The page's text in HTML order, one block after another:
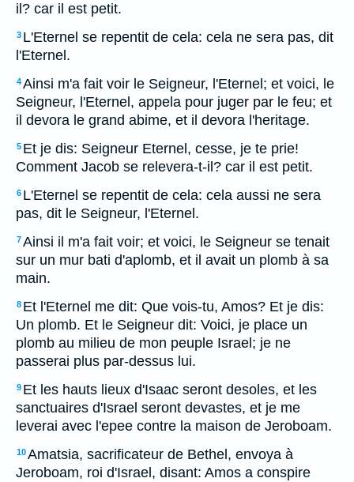
il? car il est petit.
3 L'Eternel se repentit de cela: cela ne sera pas, dit
l'Eternel.
4Ainsi m'a fait voir le Seigneur, l'Eternel; et voici, le
Seigneur, l'Eternel, appela pour juger par le feu; et
il devora le grand abime, et il devora l'heritage.
5 Et je dis: Seigneur Eternel, cesse, je te prie!
Comment Jacob se relevera-t-il? car il est petit.
6 L'Eternel se repentit de cela: cela aussi ne sera
pas, dit le Seigneur, l'Eternel.
7Ainsi il m'a fait voir; et voici, le Seigneur se tenait
sur un mur bati d'aplomb, et il avait un plomb à sa
main.
8 Et l'Eternel me dit: Que vois-tu, Amos? Et je dis:
Un plomb. Et le Seigneur dit: Voici, je place un
plomb au milieu de mon peuple Israel; je ne
passerai plus par-dessus lui.
9 Et les hauts lieux d'Isaac seront desoles, et les
sanctuaires d'Israel seront devastes, et je me
leverai avec l'epee contre la maison de Jeroboam.
10Amatsia, sacrificateur de Bethel, envoya à
Jeroboam, roi d'Israel, disant: Amos a conspire